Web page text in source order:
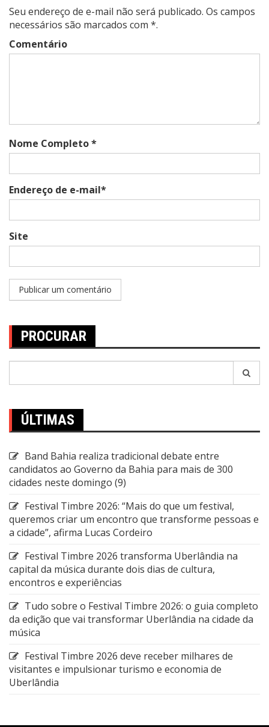
Seu endereço de e-mail não será publicado. Os campos
necessários são marcados com *.
Comentário
Nome Completo *
Endereço de e-mail*
Site
PROCURAR
ÚLTIMAS
Band Bahia realiza tradicional debate entre
candidatos ao Governo da Bahia para mais de 300
cidades neste domingo (9)
Festival Timbre 2026: “Mais do que um festival,
queremos criar um encontro que transforme pessoas e
a cidade”, afirma Lucas Cordeiro
Festival Timbre 2026 transforma Uberlândia na
capital da música durante dois dias de cultura,
encontros e experiências
Tudo sobre o Festival Timbre 2026: o guia completo
da edição que vai transformar Uberlândia na cidade da
música
Festival Timbre 2026 deve receber milhares de
visitantes e impulsionar turismo e economia de
Uberlândia